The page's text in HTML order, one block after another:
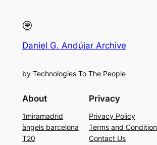
Daniel G. Andújar Archive
by Technologies To The People
About
1miramadrid
àngels barcelona
T20
Privacy
Privacy Policy
Terms and
Contact Us